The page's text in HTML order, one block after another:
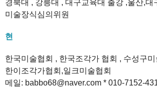
경북대 , 강릉대 , 대구교육대 출강 ,울산,대
미술장식심의위원
현
한국미술협회 , 한국조각가 협회 , 수성구
한이조각가협회,일크미술협회
메일: babbo68@naver.com * 010-7152-